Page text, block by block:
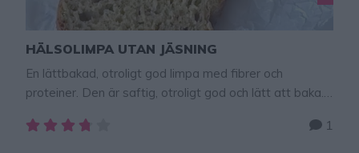
HÄLSOLIMPA UTAN JÄSNING
En lättbakad, otroligt god limpa med fibrer och
proteiner. Den är saftig, otroligt god och lätt att baka.
in i ugnen. Den här limpan kommer ni älska! Dubbla
1